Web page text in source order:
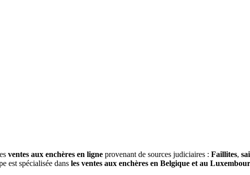
ventes aux enchères en ligne provenant de sources judiciaires : Faillites,
est spécialisée dans les ventes aux enchères en Belgique et au